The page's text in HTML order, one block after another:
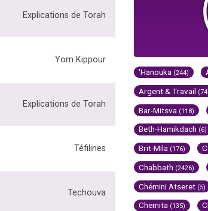
Explications de Torah
Yom Kippour
Explications de Torah
Téfilines
Techouva
'Hanouka (244)
Argent & Travail
Bar-Mitsva (118)
Beth-Hamikdach (6)
Brit-Mila (176)
Chabbath (2426)
Chémini Atseret (5)
Chemita (135)